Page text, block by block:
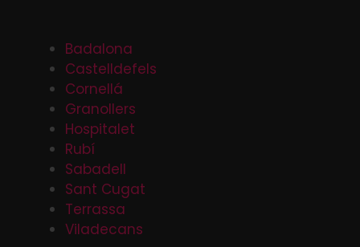
Badalona
Castelldefels
Cornellá
Granollers
Hospitalet
Rubí
Sabadell
Sant Cugat
Terrassa
Viladecans